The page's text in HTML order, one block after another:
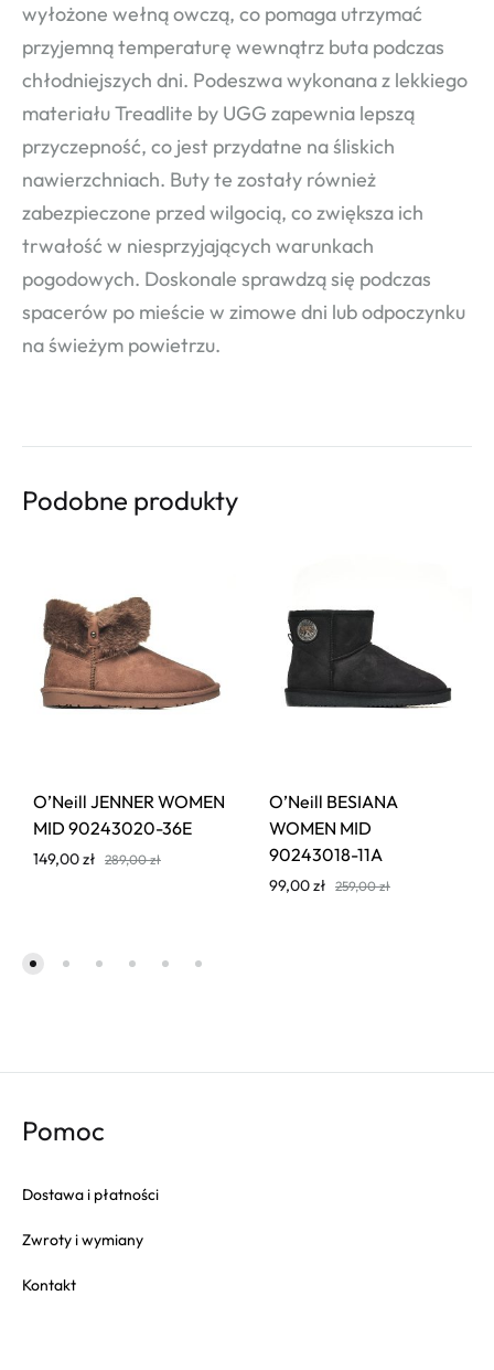
wyłożone wełną owczą, co pomaga utrzymać
przyjemną temperaturę wewnątrz buta podczas
chłodniejszych dni. Podeszwa wykonana z lekkiego
materiału Treadlite by UGG zapewnia lepszą
przyczepność, co jest przydatne na śliskich
nawierzchniach. Buty te zostały również
zabezpieczone przed wilgocią, co zwiększa ich
trwałość w niesprzyjających warunkach
pogodowych. Doskonale sprawdzą się podczas
spacerów po mieście w zimowe dni lub odpoczynku
na świeżym powietrzu.
Podobne produkty
O’Neill JENNER WOMEN
MID 90243020-36E
149,00zł 289,00zł
O’Neill BESIANA
WOMEN MID
90243018-11A
99,00zł 259,00zł
Pomoc
Dostawa i płatności
Zwroty i wymiany
Kontakt